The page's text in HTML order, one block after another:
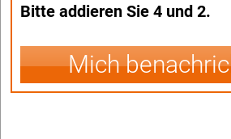
Bitte addieren Sie 4 und 2.
Mich